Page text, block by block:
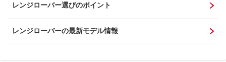
レンジローバー選びのポイント
レンジローバーの最新モデル情報